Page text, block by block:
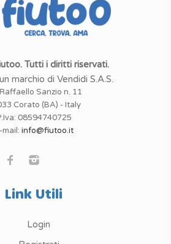
Tutti i diritti riservati.
marchio di Vendidi S.A.S.
Sanzio n. 11
Corato (BA) - Italy
08594740725
mail: info@fiutoo.it
Link Utili
Login